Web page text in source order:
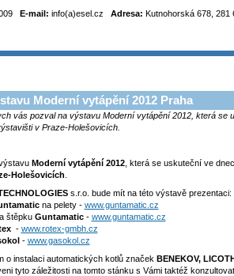
E-mail: info(a)esel.cz Adresa: Kutnohorská 678, 281
Moderní vytápění 2012 Praha
vás pozval na výstavu Moderní vytápění 2012, která se
v Praze-Holešovicích.
Moderní vytápění 2012, která se uskuteční ve
Holešovicích
s.r.o. bude mít na této výstavě prezentaci:
na pelety - www.guntamatic.cz
štěpku Guntamatic- www.guntamatic.cz
- www.rotex-gmbh.cz
- www.gasokol.cz
o instalaci automatických kotlů značek BENEKOV,
tyto záležitosti na tomto stánku s Vámi taktéž konzultovat.